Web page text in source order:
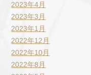
2023年4月
2023年3月
2023年1月
2022年12月
2022年10月
2022年8月